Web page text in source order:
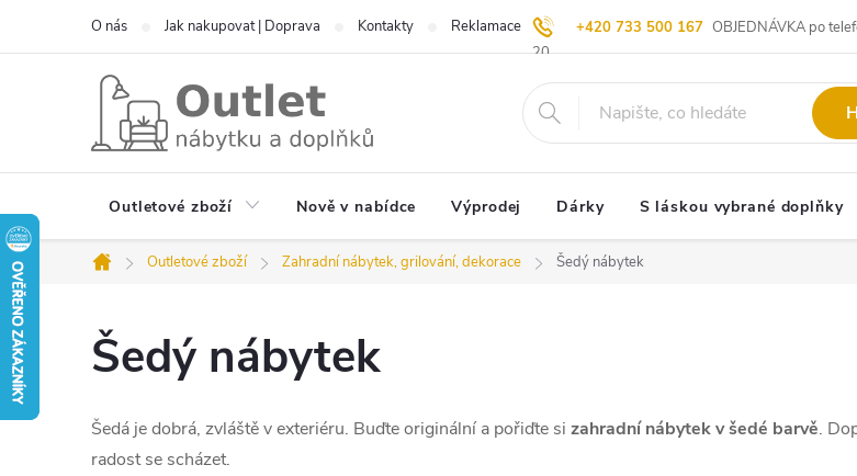
+420 733 500 167 OBJEDNÁVKA po
20
O nás Jak nakupovat | Doprava Kontakty Reklamace | Vrácení zboží Blog 20 let u Starých
Outletové zboží Nově v nabídce Výprodej Dárky S láskou vybrané doplňky
Domů
Outletové zboží Zahradní nábytek, grilování, dekorace Šedý nábytek
Šedý nábytek
Šedá je dobrá, zvláště v exteriéru. Buďte originální a pořiďte si zahradní nábytek v šedé barvě.
radost se scházet.